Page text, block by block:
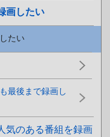
画したい
たい
最後まで録画し
気のある番組を録画